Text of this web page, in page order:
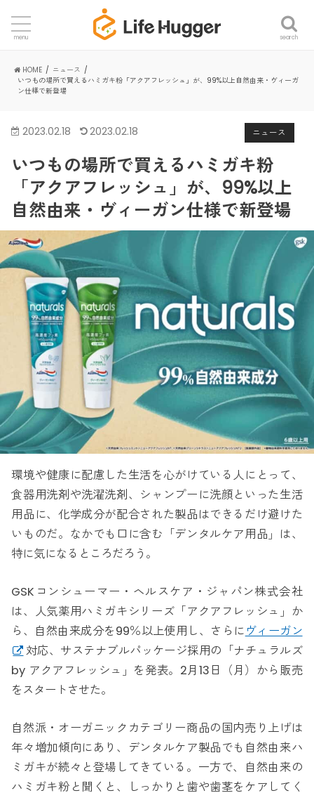
search
menu
HOME
ニュース
いつもの場所で買えるハミガキ粉「アクアフレッシュ」が、99%以上自然由来・ヴィーガ
ン仕様で新登場
ニュース
2023.02.18 2023.02.18
いつもの場所で買えるハミガキ粉
「アクアフレッシュ」が、99%以上
自然由来・ヴィーガン仕様で新登場
環境や健康に配慮した生活を心がけている人にとって、
食器用洗剤や洗濯洗剤、シャンプーに洗顔といった生活
用品に、化学成分が配合された製品はできるだけ避けた
いものだ。なかでも口に含む「デンタルケア用品」は、
特に気になるところだろう。
GSKコンシューマー・ヘルスケア・ジャパン株式会社
は、人気薬用ハミガキシリーズ「アクアフレッシュ」か
ら、自然由来成分を99％以上使用し、さらに ヴィーガン
対応、サステナブルパッケージ採用の「ナチュラルズ
by アクアフレッシュ」を発表。2月13日（月）から販売
をスタートさせた。
自然派・オーガニックカテゴリー商品の国内売り上げは
年々増加傾向にあり、デンタルケア製品でも自然由来ハ
ミガキが続々と登場してきている。一方で、自然由来の
ハミガキ粉と聞くと、しっかりと歯や歯茎をケアしてく